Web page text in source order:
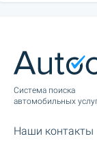
Cистема поиска
автомобильных
Наши контакты